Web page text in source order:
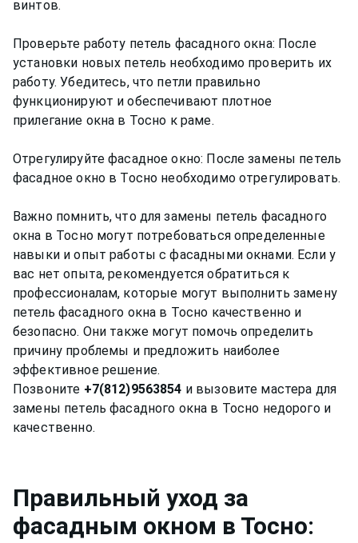
винтов.
Проверьте работу петель фасадного окна: После
установки новых петель необходимо проверить их
работу. Убедитесь, что петли правильно
функционируют и обеспечивают плотное
прилегание окна в Тосно к раме.
Отрегулируйте фасадное окно: После замены петель
фасадное окно в Тосно необходимо отрегулировать.
Важно помнить, что для замены петель фасадного
окна в Тосно могут потребоваться определенные
навыки и опыт работы с фасадными окнами. Если у
вас нет опыта, рекомендуется обратиться к
профессионалам, которые могут выполнить замену
петель фасадного окна в Тосно качественно и
безопасно. Они также могут помочь определить
причину проблемы и предложить наиболее
эффективное решение.
Позвоните +7(812)9563854 и вызовите мастера для
замены петель фасадного окна в Тосно недорого и
Правильный уход за
фасадным окном в Тосно: